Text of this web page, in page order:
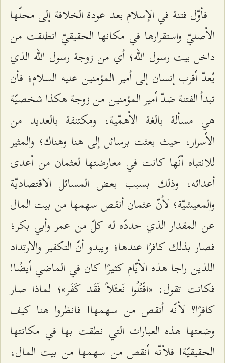
فأوّل فتنة في الإسلام بعد عودة الخلافة إلى محلّها
الأصليّ واستقرارها في مكانها الحقيقيّ انطلقت من
داخل بيت رسول الله؛ أي من زوجة رسول الله الذي
يُعدّ أقرب إنسان إلى أمير المؤمنين عليه السلام؛ فأن
تبدأ الفتنة ضدّ أمير المؤمنين من زوجة هكذا شخصيّة
هي مسألة بالغة الأهمّية، ومكتنفة بالعديد من
الأسرار، حيث بعثت برسائل إلى هنا وهناك؛ والمثير
للانتباه أنّها كانت في معارضتها لعثمان من أعدى
أعدائه، وذلك بسبب بعض المسائل الاقتصاديّة
والمعيشيّة؛ لأنّ عثمان أنقص سهمها من بيت المال
عن المقدار الذي حددّه له كلّ من عمر وأبي بكر؛
فصار بذلك كافرًا عندها؛ ويبدو أنّ التكفير والارتداد
اللذين راجا هذه الأيّام كثيرًا كان في الماضي أيضًا!
فكانت تقول: «اقْتُلُوا نَعثَلاً فَقَد كَفَر»؛ لماذا صار
كافرًا؟ لأنّه أنقص من سهمها! فانظروا هنا كيف
وضعتها هذه العبارات التي نطقت بها في مكانتها
الحقيقيّة! فلأنّه أنقص من سهمها من بيت المال،